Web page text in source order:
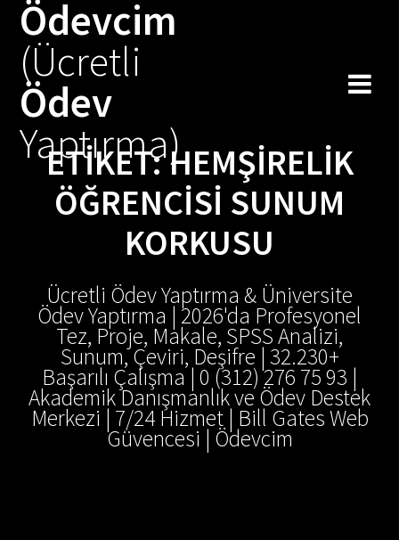
Ödevcim
(Ücretli
Ödev
Yaptırma)
ETIKET:HEMŞIRELIK
ÖĞRENCISI SUNUM
KORKUSU
Ücretli Ödev Yaptırma & Üniversite
Ödev Yaptırma | 2026'da Profesyonel
Tez, Proje, Makale, SPSS Analizi,
Sunum, Çeviri, Deşifre | 32.230+
Başarılı Çalışma | 0 (312) 276 75 93 |
Akademik Danışmanlık ve Ödev Destek
Merkezi | 7/24 Hizmet | Bill Gates Web
Güvencesi | Ödevcim